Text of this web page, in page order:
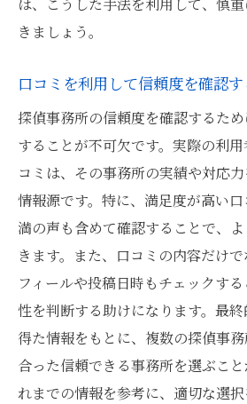
きましょう。
口コミを利用して信頼度を確認す
探偵事務所の信頼度を確認するた
することが不可欠です。実際の利
コミは、その事務所の実績や対応
情報源です。特に、満足度が高い
満の声も含めて確認することで、
きます。また、口コミの内容だけ
フィールや投稿日時もチェックす
性を判断する助けになります。最
得た情報をもとに、複数の探偵事
合った信頼できる事務所を選ぶこ
れまでの情報を参考に、適切な選